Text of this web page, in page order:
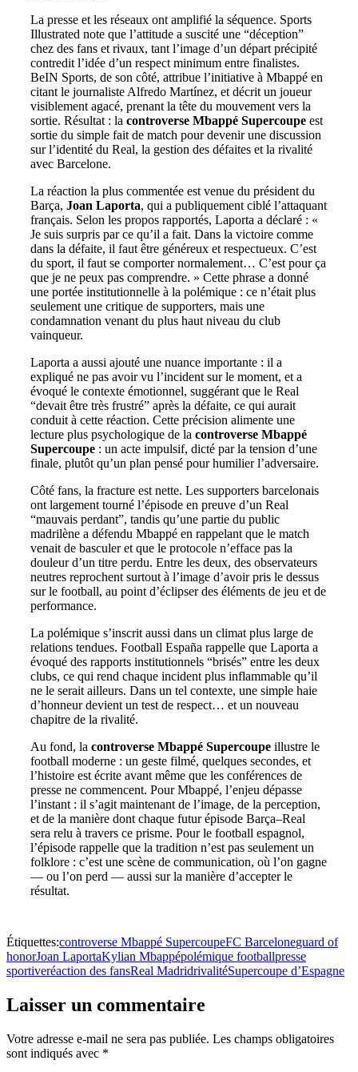
La presse et les réseaux ont amplifié la séquence. Sports
Illustrated note que l’attitude a suscité une “déception”
chez des fans et rivaux, tant l’image d’un départ précipité
contredit l’idée d’un respect minimum entre finalistes.
BeIN Sports, de son côté, attribue l’initiative à Mbappé en
citant le journaliste Alfredo Martínez, et décrit un joueur
visiblement agacé, prenant la tête du mouvement vers la
sortie. Résultat : la controverse Mbappé Supercoupe est
sortie du simple fait de match pour devenir une discussion
sur l’identité du Real, la gestion des défaites et la rivalité
avec Barcelone.
La réaction la plus commentée est venue du président du
Barça, Joan Laporta, qui a publiquement ciblé l’attaquant
français. Selon les propos rapportés, Laporta a déclaré : «
Je suis surpris par ce qu’il a fait. Dans la victoire comme
dans la défaite, il faut être généreux et respectueux. C’est
du sport, il faut se comporter normalement… C’est pour ça
que je ne peux pas comprendre. » Cette phrase a donné
une portée institutionnelle à la polémique : ce n’était plus
seulement une critique de supporters, mais une
condamnation venant du plus haut niveau du club
vainqueur.
Laporta a aussi ajouté une nuance importante : il a
expliqué ne pas avoir vu l’incident sur le moment, et a
évoqué le contexte émotionnel, suggérant que le Real
“devait être très frustré” après la défaite, ce qui aurait
conduit à cette réaction. Cette précision alimente une
lecture plus psychologique de la controverse Mbappé
Supercoupe : un acte impulsif, dicté par la tension d’une
finale, plutôt qu’un plan pensé pour humilier l’adversaire.
Côté fans, la fracture est nette. Les supporters barcelonais
ont largement tourné l’épisode en preuve d’un Real
“mauvais perdant”, tandis qu’une partie du public
madrilène a défendu Mbappé en rappelant que le match
venait de basculer et que le protocole n’efface pas la
douleur d’un titre perdu. Entre les deux, des observateurs
neutres reprochent surtout à l’image d’avoir pris le dessus
sur le football, au point d’éclipser des éléments de jeu et de
performance.
La polémique s’inscrit aussi dans un climat plus large de
relations tendues. Football España rappelle que Laporta a
évoqué des rapports institutionnels “brisés” entre les deux
clubs, ce qui rend chaque incident plus inflammable qu’il
ne le serait ailleurs. Dans un tel contexte, une simple haie
d’honneur devient un test de respect… et un nouveau
chapitre de la rivalité.
Au fond, la controverse Mbappé Supercoupe illustre le
football moderne : un geste filmé, quelques secondes, et
l’histoire est écrite avant même que les conférences de
presse ne commencent. Pour Mbappé, l’enjeu dépasse
l’instant : il s’agit maintenant de l’image, de la perception,
et de la manière dont chaque futur épisode Barça–Real
sera relu à travers ce prisme. Pour le football espagnol,
l’épisode rappelle que la tradition n’est pas seulement un
folklore : c’est une scène de communication, où l’on gagne
— ou l’on perd — aussi sur la manière d’accepter le
résultat.
Étiquettes:controverse Mbappé SupercoupeFC Barceloneguard of
honorJoan LaportaKylian Mbappépolémique footballpresse
sportiveréaction des fansReal MadridrivalitéSupercoupe d’Espagne
Laisser un commentaire
Votre adresse e-mail ne sera pas publiée. Les champs obligatoires
sont indiqués avec *